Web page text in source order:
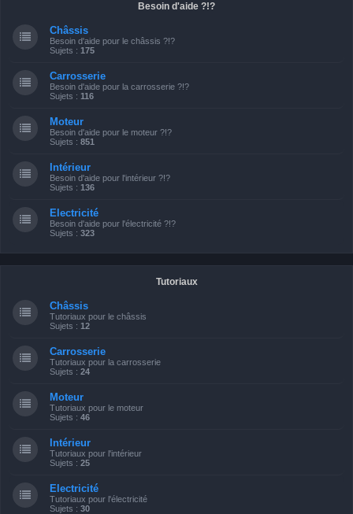
Besoin d'aide ?!?
Châssis
Besoin d'aide pour le châssis ?!?
Sujets : 175
Carrosserie
Besoin d'aide pour la carrosserie ?!?
Sujets : 116
Moteur
Besoin d'aide pour le moteur ?!?
Sujets : 851
Intérieur
Besoin d'aide pour l'intérieur ?!?
Sujets : 136
Electricité
Besoin d'aide pour l'électricité ?!?
Sujets : 323
Tutoriaux
Châssis
Tutoriaux pour le châssis
Sujets : 12
Carrosserie
Tutoriaux pour la carrosserie
Sujets : 24
Moteur
Tutoriaux pour le moteur
Sujets : 46
Intérieur
Tutoriaux pour l'intérieur
Sujets : 25
Electricité
Tutoriaux pour l'électricité
Sujets : 30